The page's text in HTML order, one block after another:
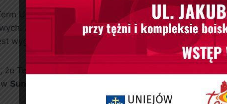
Uniejowa z Wrocławia, masz kilka opcji. Możesz
Alternatywnie, istnieją także połączenia
wygodna i szybka, co czyni je idealnym miejscem na
że Termy Uniejów to miejsce, które przyciąga
Suntago Wrocław , rozważ Termy Uniejów jako